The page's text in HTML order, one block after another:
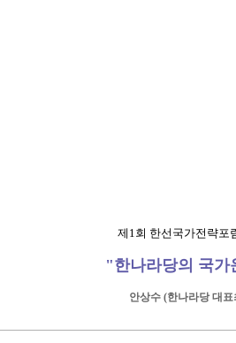
제1회 한선국가전략포
"한나라당의 국가
안상수 (한나라당 대